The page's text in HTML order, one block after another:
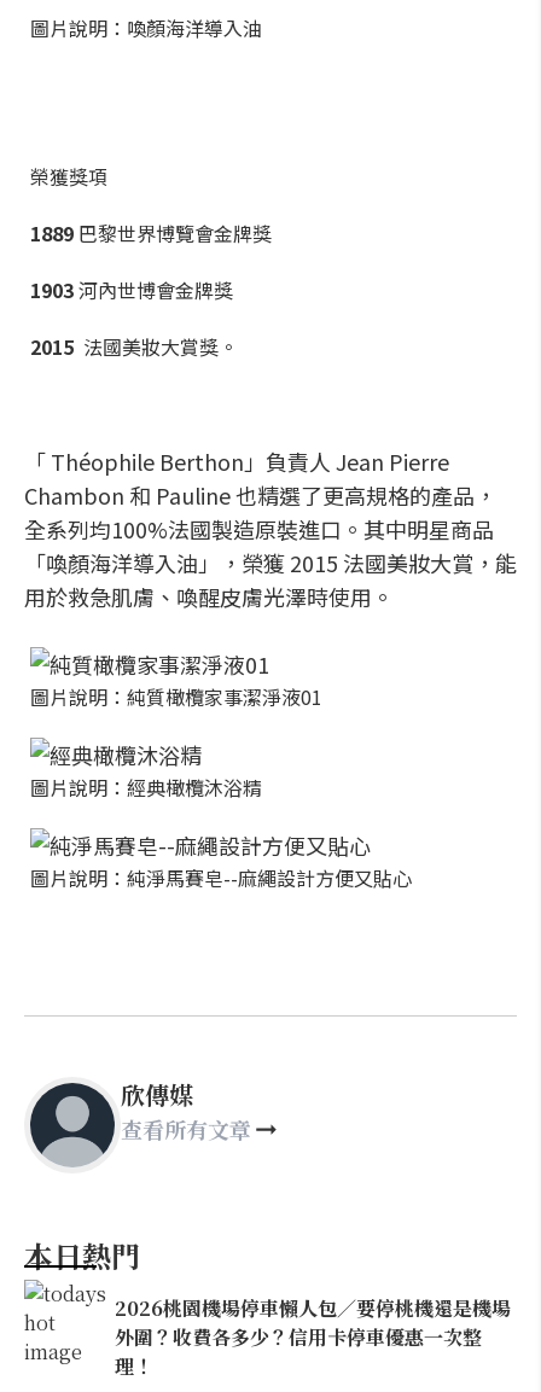
圖片說明：喚顏海洋導入油
榮獲獎項
1889 巴黎世界博覽會金牌獎
1903河內世博會金牌獎
2015 法國美妝大賞獎。
「 Théophile Berthon」負責人 Jean Pierre
Chambon 和 Pauline 也精選了更高規格的產品，
全系列均100%法國製造原裝進口。其中明星商品
「喚顏海洋導入油」，榮獲 2015 法國美妝大賞，能
用於救急肌膚、喚醒皮膚光澤時使用。
圖片說明：純質橄欖家事潔淨液01
圖片說明：經典橄欖沐浴精
圖片說明：純淨馬賽皂--麻繩設計方便又貼心
欣傳媒
查看所有文章
本日熱門
2026桃園機場停車懶人包／要停桃機還是機場
外圍？收費各多少？信用卡停車優惠一次整
理！